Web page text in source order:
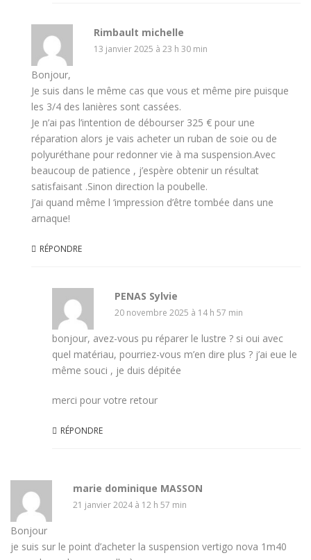
Rimbault michelle
13 janvier 2025 à 23 h 30 min
Bonjour,
Je suis dans le même cas que vous et même pire puisque
les 3/4 des lanières sont cassées.
Je n’ai pas l’intention de débourser 325 € pour une
réparation alors je vais acheter un ruban de soie ou de
polyuréthane pour redonner vie à ma suspension.Avec
beaucoup de patience , j’espère obtenir un résultat
satisfaisant .Sinon direction la poubelle.
J’ai quand même l ‘impression d’être tombée dans une
arnaque!
RÉPONDRE
PENAS Sylvie
20 novembre 2025 à 14 h 57 min
bonjour, avez-vous pu réparer le lustre ? si oui avec
quel matériau, pourriez-vous m’en dire plus ? j’ai eue le
même souci , je duis dépitée
merci pour votre retour
RÉPONDRE
marie dominique MASSON
21 janvier 2024 à 12 h 57 min
Bonjour
je suis sur le point d’acheter la suspension vertigo nova 1m40